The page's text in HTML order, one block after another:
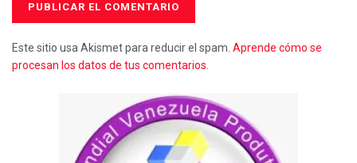
Este sitio usa Akismet para reducir el spam. Aprende cómo se
procesan los datos de tus comentarios.